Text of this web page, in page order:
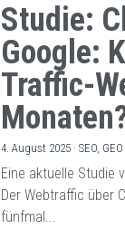
Studie:
Google:
Traffic-
4. August 2025 ·SEO, GEO
Eine aktuelle Studie
Der Webtraffic über
fünfmal...